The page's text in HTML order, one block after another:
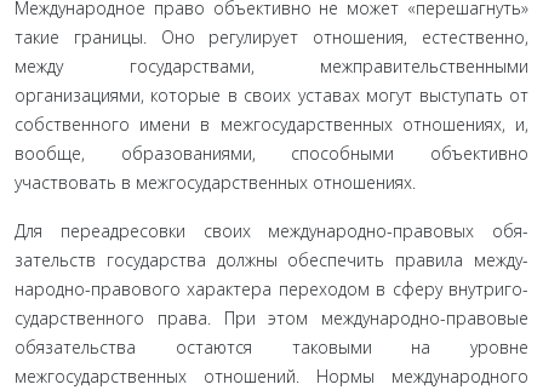
Между­народное право объективно не может «перешагнуть»
такие границы. Оно регулирует отношения, естественно,
между го­сударствами, межправительственными
организациями, кото­рые в своих уставах могут выступать от
собственного имени в межгосударственных отношениях, и,
вообще, образованиями, способными объективно
участвовать в межгосударственных отношениях.
Для переадресовки своих международно-правовых обя­
зательств государства должны обеспечить правила между­
народно-правового характера переходом в сферу внутриго­
сударственного права. При этом международно-правовые
обязательства остаются таковыми на уровне
межгосударствен­ных отношений. Нормы международного